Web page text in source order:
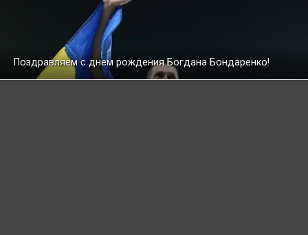
Поздравляем с днем рождения Богдана Бондаренко!